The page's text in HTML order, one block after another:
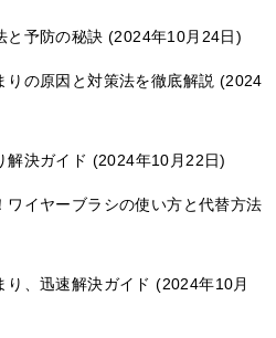
と予防の秘訣 2024年10月24日
の原因と対策法を徹底解説
2024
解決ガイド 2024年10月22日
ワイヤーブラシの使い方と代替方法
り、迅速解決ガイド 2024年10月